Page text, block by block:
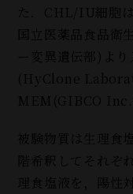
た．CHL/IU細胞
国立医薬品食品衛
ー変異遺伝部 ) よ
( HyClone
MEM(GIBCO Inc.
被験物質は生理食
階希釈してそれぞ
理食塩液を，陽性